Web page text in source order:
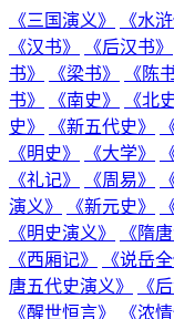
《三国演义》 《水
《汉书》
《后汉书》
书》
《梁书》 《陈
书》
《南史》 《北
史》
《新五代史》
《明史》
《大学》
《礼记》
《周易》
演义》
《新元史》
《明史演义》
《隋
《西厢记》
《说岳全
唐五代史演义》
《
《醒世恒言》
《浓